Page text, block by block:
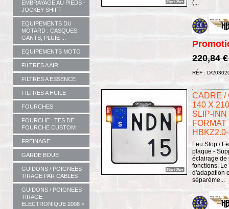
EMBRAYAGE AU PIEDS -
JOCKEY SHIFT
EQUIPEMENTS DU
MOTARD : CASQUES,
GANTS, PLUIE ...
EQUIPEMENTS MOTO
FILTRES A AIR
FILTRES A ESSENCE
FILTRES A HUILE
FOURCHES
FOURCHE : TES DE
FOURCHE CUSTOM
FREINAGE
GARDE BOUE
GUIDONS / POIGNEES -
TIRAGE PAR CABLES
GUIDONS / POIGNEES -
TIRAGE
ELECTRONIQUE 2008 >
(...
220,84
RÉF : D/
CADRE /
140 X
SLIP-INN
FORMAT
Feu Stop /
plaque -
éclairage de
fonctions.
d'adapation
séparéme...